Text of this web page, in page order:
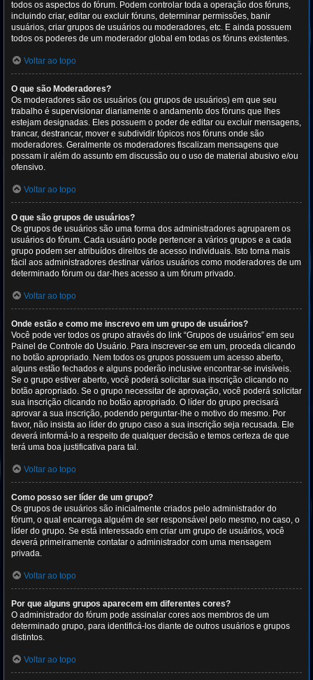
todos os aspectos do fórum. Podem controlar toda a operação dos fóruns,
incluindo criar, editar ou excluir fóruns, determinar permissões, banir
usuários, criar grupos de usuários ou moderadores, etc. E ainda possuem
todos os poderes de um moderador global em todas os fóruns existentes.
Voltar ao topo
O que são Moderadores?
Os moderadores são os usuários (ou grupos de usuários) em que seu
trabalho é supervisionar diariamente o andamento dos fóruns que lhes
estejam designadas. Eles possuem o poder de editar ou excluir mensagens,
trancar, destrancar, mover e subdividir tópicos nos fóruns onde são
moderadores. Geralmente os moderadores fiscalizam mensagens que
possam ir além do assunto em discussão ou o uso de material abusivo e/ou
ofensivo.
Voltar ao topo
O que são grupos de usuários?
Os grupos de usuários são uma forma dos administradores agruparem os
usuários do fórum. Cada usuário pode pertencer a vários grupos e a cada
grupo podem ser atribuídos direitos de acesso individuais. Isto torna mais
fácil aos administradores destinar vários usuários como moderadores de um
determinado fórum ou dar-lhes acesso a um fórum privado.
Voltar ao topo
Onde estão e como me inscrevo em um grupo de usuários?
Você pode ver todos os grupo através do link “Grupos de usuários” em seu
Painel de Controle do Usuário. Para inscrever-se em um, proceda clicando
no botão apropriado. Nem todos os grupos possuem um acesso aberto,
alguns estão fechados e alguns poderão inclusive encontrar-se invisíveis.
Se o grupo estiver aberto, você poderá solicitar sua inscrição clicando no
botão apropriado. Se o grupo necessitar de aprovação, você poderá solicitar
sua inscrição clicando no botão apropriado. O líder do grupo precisará
aprovar a sua inscrição, podendo perguntar-lhe o motivo do mesmo. Por
favor, não insista ao líder do grupo caso a sua inscrição seja recusada. Ele
deverá informá-lo a respeito de qualquer decisão e temos certeza de que
terá uma boa justificativa para tal.
Voltar ao topo
Como posso ser líder de um grupo?
Os grupos de usuários são inicialmente criados pelo administrador do
fórum, o qual encarrega alguém de ser responsável pelo mesmo, no caso, o
líder do grupo. Se está interessado em criar um grupo de usuários, você
deverá primeiramente contatar o administrador com uma mensagem
privada.
Voltar ao topo
Por que alguns grupos aparecem em diferentes cores?
O administrador do fórum pode assinalar cores aos membros de um
determinado grupo, para identificá-los diante de outros usuários e grupos
distintos.
Voltar ao topo